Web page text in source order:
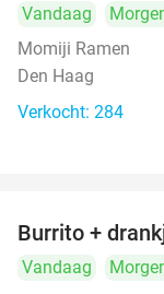
Vandaag
Momiji Ramen
Den Haag
Verkocht: 284
Burrito +
Vandaag